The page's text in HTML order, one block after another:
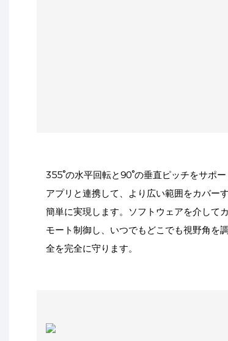
355°の水平回転と90°の垂直ピッチをサポ
アプリと連携して、より広い範囲をカバー
簡単に実現します。ソフトウェアを介して
モート制御し、いつでもどこでも視野角を
全を完全に守ります。